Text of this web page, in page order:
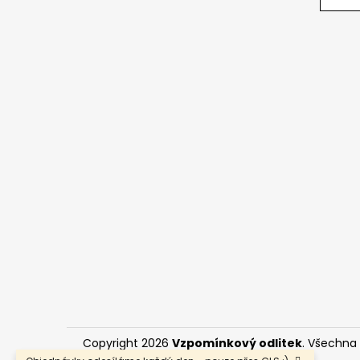
Copyright 2026 Vzpomínkový odlitek.